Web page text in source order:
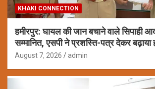
KHAKI CONNECTION
हमीरपुर: घायल की जान बचाने वाले सिपाही
सम्मानित, एसपी ने प्रशस्ति-पत्र देकर बढ़ाया
August 7, 2026 admin